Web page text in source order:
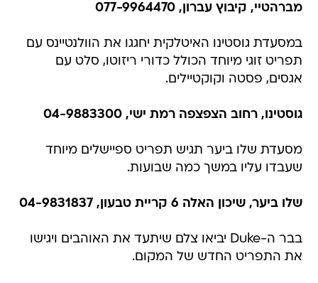
מברהטיי, קיבוץ עברון, 077-9964470
במסעדת גוסטינו האיטלקית יחגגו את הוולנטיינס עם
תפריט זוגי מיוחד הכולל כדורי ריזוטו, סלט עם
אגסים, פסטה וקוקטיילים.
גוסטינו, רחוב הצפצפה רמת ישי, 04-9883300
מסעדת שלו ביער תגיש תפריט ספיישלים מיוחד
שעבדו עליו במשך כמה שבועות.
שלו ביער, שיכון האלה 6 קריית טבעון, 04-9831837
בבר ה-Duke יביאו צלם שיתעד את האוהבים ויגישו
את התפריט החדש של המקום.